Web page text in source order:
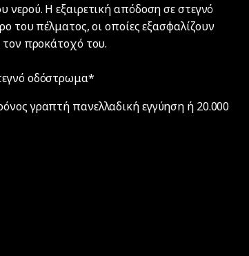
Η εξαιρετική απόδοση σε στεγνό
του πέλματος, οι οποίες εξασφαλίζουν
προκάτοχό του.
οδόστρωμα*
γραπτή πανελλαδική εγγύηση ή 20.000